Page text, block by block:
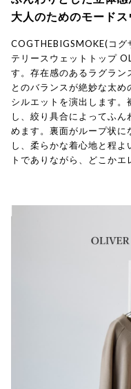
大人のためのモードス
COGTHEBIGSMOKE(コグ
テリースウェットトップ
す。存在感のあるラグラン
とのバランスが絶妙な太
シルエットを演出します
し、絞り具合によってふ
めます。裏面がループ状に
し、柔らかな着心地と程
トでありながら、どこかエ